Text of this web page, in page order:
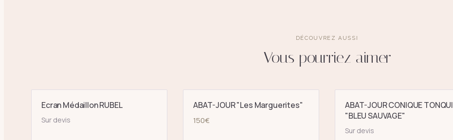
DÉCOUVREZ AUSSI
Vous pourriez aimer
Ecran Médaillon RUBEL
Sur devis
ABAT-JOUR "Les Marguerites"
150€
ABAT-JOUR CONIQUE
"BLEU SAUVAGE"
Sur devis